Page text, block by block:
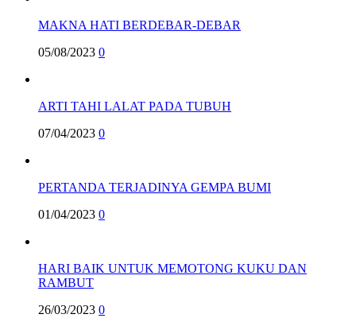
MAKNA HATI BERDEBAR-DEBAR
05/08/2023 0
ARTI TAHI LALAT PADA TUBUH
07/04/2023 0
PERTANDA TERJADINYA GEMPA BUMI
01/04/2023 0
HARI BAIK UNTUK MEMOTONG KUKU DAN
RAMBUT
26/03/2023 0